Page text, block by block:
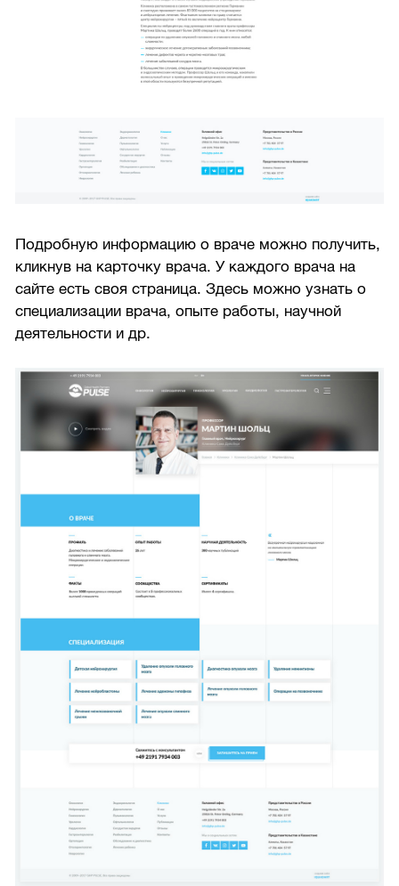
Подробную информацию о враче можно получить,
кликнув на карточку врача. У каждого врача на
сайте есть своя страница. Здесь можно узнать о
специализации врача, опыте работы, научной
деятельности и др.